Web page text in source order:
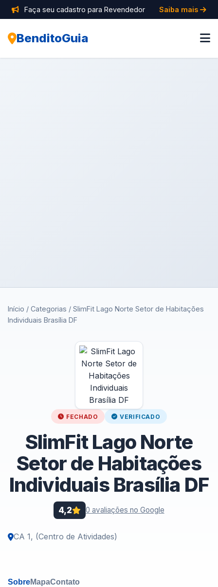
Faça seu cadastro para Revendedor Saiba mais
BenditoGuia
Início / Categorias / SlimFit Lago Norte Setor de Habitações
Individuais Brasília DF
FECHADO VERIFICADO
SlimFit Lago Norte
Setor de Habitações
Individuais Brasília DF
4,2 0 avaliações no Google
CA 1, (Centro de Atividades)
SobreMapaContato